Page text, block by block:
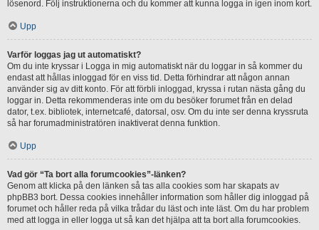
lösenord. Följ instruktionerna och du kommer att kunna logga in igen inom kort.
Upp
Varför loggas jag ut automatiskt?
Om du inte kryssar i Logga in mig automatiskt när du loggar in så kommer du
endast att hållas inloggad för en viss tid. Detta förhindrar att någon annan
använder sig av ditt konto. För att förbli inloggad, kryssa i rutan nästa gång du
loggar in. Detta rekommenderas inte om du besöker forumet från en delad
dator, t.ex. bibliotek, internetcafé, datorsal, osv. Om du inte ser denna kryssruta
så har forumadministratören inaktiverat denna funktion.
Upp
Vad gör “Ta bort alla forumcookies”-länken?
Genom att klicka på den länken så tas alla cookies som har skapats av
phpBB3 bort. Dessa cookies innehåller information som håller dig inloggad på
forumet och håller reda på vilka trådar du läst och inte läst. Om du har problem
med att logga in eller logga ut så kan det hjälpa att ta bort alla forumcookies.